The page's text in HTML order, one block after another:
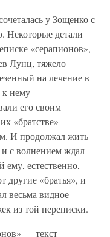
у Зощенко с
Некоторые детали
«серапионов»,
Лунц, тяжело
на лечение в
к нему
его своим
«братстве»
И продолжал жить
с волнением ждал
естественно,
другие «братья», и
весьма видное
из той переписки.
— текст